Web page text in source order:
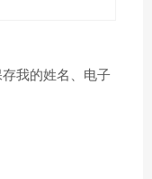
存我的姓名、电子